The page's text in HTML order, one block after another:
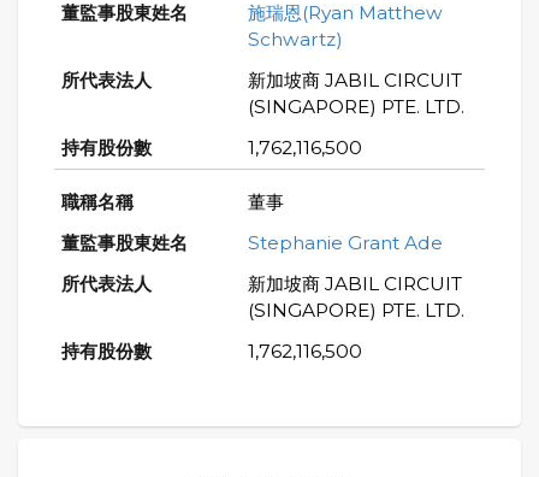
施瑞恩(Ryan Matthew
Schwartz)
新加坡商 JABIL CIRCUIT
(SINGAPORE) PTE. LTD.
1,762,116,500
董事
Stephanie Grant Ade
新加坡商 JABIL CIRCUIT
(SINGAPORE) PTE. LTD.
1,762,116,500